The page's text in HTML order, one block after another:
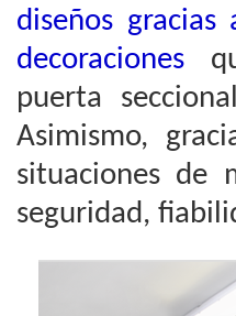
diseños
decoraciones
puerta
Asimismo,
situaciones de
seguridad,